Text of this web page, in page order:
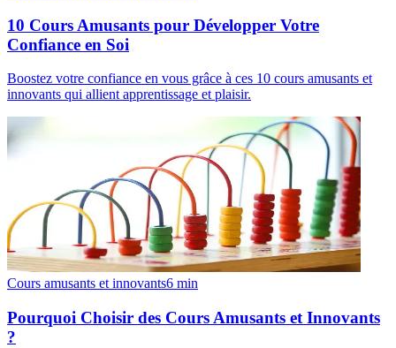
10 Cours Amusants pour Développer Votre
Confiance en Soi
Boostez votre confiance en vous grâce à ces 10 cours amusants et
innovants qui allient apprentissage et plaisir.
Cours amusants et innovants6 min
Pourquoi Choisir des Cours Amusants et Innovants
?